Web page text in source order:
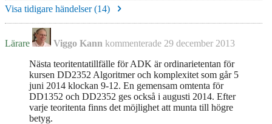
Visa tidigare händelser (14)
Lärare Viggo Kann kommenterade 29 december 2013
Nästa teoritentatillfälle för ADK är ordinarietentan för
kursen DD2352 Algoritmer och komplexitet som går 5
juni 2014 klockan 9-12. En gemensam omtenta för
DD1352 och DD2352 ges också i augusti 2014. Efter
varje teoritenta finns det möjlighet att munta till högre
betyg.